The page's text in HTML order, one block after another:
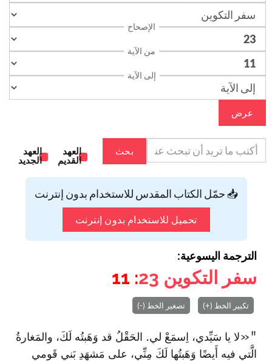
الإصحاح
من الآية
إلى الآية
عرض
بحث
العهد
القديم
العهد
الجديد
📥 حمّل الكتاب المقدس للاستخدام بدون إنترنت
تحميل للاستخدام بدون إنترنت
الترجمة اليسوعية:
سفر التكوين 23
: 11
تكبير الخط (+) تصغير الخط (-)
"«لا يا سَيِّدي، اِسمَعْ لي. الحَقْلُ قد وَهَبتُه لَكَ، والمَغارةُ
الَّتي فيه أَيضًا وَهَبتُها لَكَ مِنِّي، على مَشهَدِ بَني قَومي